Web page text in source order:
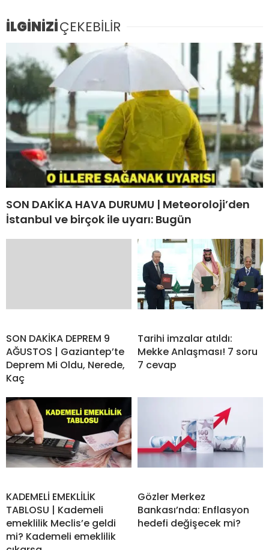
İLGİNİZİÇEKEBİLİR
SON DAKİKA HAVA DURUMU | Meteoroloji’den
İstanbul ve birçok ile uyarı: Bugün
SON DAKİKA DEPREM 9
AĞUSTOS | Gaziantep’te
Deprem Mi Oldu, Nerede,
Kaç
Tarihi imzalar atıldı:
Mekke Anlaşması! 7 soru
7 cevap
KADEMELİ EMEKLİLİK
TABLOSU | Kademeli
emeklilik Meclis’e geldi
mi? Kademeli emeklilik
Gözler Merkez
Bankası’nda: Enflasyon
hedefi değişecek mi?